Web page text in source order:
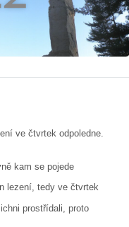
ve čtvrtek odpoledne.
kam se pojede
lezení, tedy ve čtvrtek
prostřídali, proto